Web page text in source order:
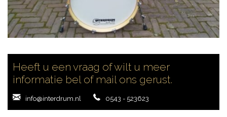
Heeft u een vraag of wilt u meer
informatie bel of mail ons gerust.
info@interdrum.nl 0543 - 523623